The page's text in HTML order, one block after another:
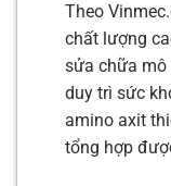
Theo
chất lượng
sửa chữa mô
duy trì sức
amino axit
tổng hợp